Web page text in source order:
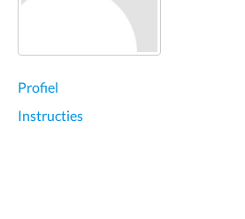
Profiel
Instructies